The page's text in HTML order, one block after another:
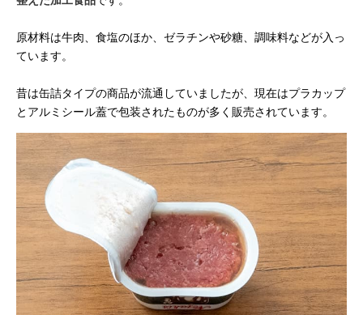
原材料は牛肉、食塩のほか、ゼラチンや砂糖、調味料などが入っ
ています。
昔は缶詰タイプの商品が流通していましたが、現在はプラカップ
とアルミシール蓋で包装されたものが多く販売されています。